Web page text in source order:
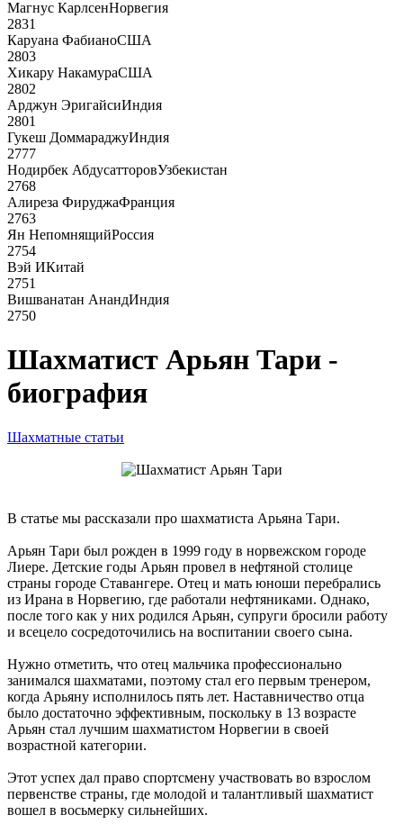
Магнус КарлсенНорвегия
2831
Каруана ФабианоСША
2803
Хикару НакамураСША
2802
Арджун ЭригайсиИндия
2801
Гукеш ДоммараджуИндия
2777
Нодирбек АбдусатторовУзбекистан
2768
Алиреза ФируджаФранция
2763
Ян НепомнящийРоссия
2754
Вэй ИКитай
2751
Вишванатан АнандИндия
2750
Шахматист Арьян Тари -
биография
Шахматные статьи
В статье мы рассказали про шахматиста Арьяна Тари.
Арьян Тари был рожден в 1999 году в норвежском городе
Лиере. Детские годы Арьян провел в нефтяной столице
страны городе Ставангере. Отец и мать юноши перебрались
из Ирана в Норвегию, где работали нефтяниками. Однако,
после того как у них родился Арьян, супруги бросили работу
и всецело сосредоточились на воспитании своего сына.
Нужно отметить, что отец мальчика профессионально
занимался шахматами, поэтому стал его первым тренером,
когда Арьяну исполнилось пять лет. Наставничество отца
было достаточно эффективным, поскольку в 13 возрасте
Арьян стал лучшим шахматистом Норвегии в своей
возрастной категории.
Этот успех дал право спортсмену участвовать во взрослом
первенстве страны, где молодой и талантливый шахматист
вошел в восьмерку сильнейших.